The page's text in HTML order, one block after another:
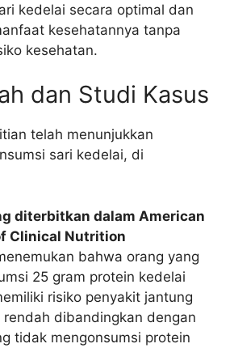
kedelai secara optimal dan
kesehatannya tanpa
kesehatan.
dan Studi Kasus
telah menunjukkan
sari kedelai, di
diterbitkan dalam American
Clinical Nutrition
bahwa orang yang
25 gram protein kedelai
risiko penyakit jantung
rendah dibandingkan dengan
tidak mengonsumsi protein